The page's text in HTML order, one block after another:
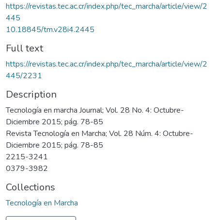
https://revistas.tec.ac.cr/index.php/tec_marcha/article/view/2
445
10.18845/tm.v28i4.2445
Full text
https://revistas.tec.ac.cr/index.php/tec_marcha/article/view/2
445/2231
Description
Tecnología en marcha Journal; Vol. 28 No. 4: Octubre-
Diciembre 2015; pág. 78-85
Revista Tecnología en Marcha; Vol. 28 Núm. 4: Octubre-
Diciembre 2015; pág. 78-85
2215-3241
0379-3982
Collections
Tecnología en Marcha